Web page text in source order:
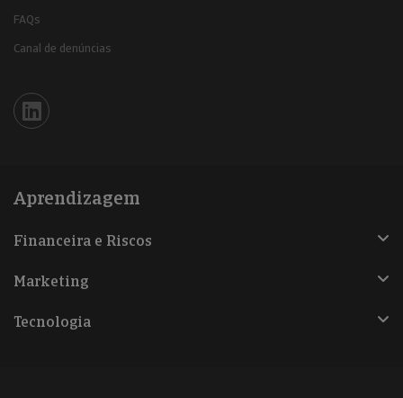
FAQs
Canal de denúncias
Iberinform en Linkedin
Aprendizagem
Financeira e Riscos
Marketing
Tecnologia